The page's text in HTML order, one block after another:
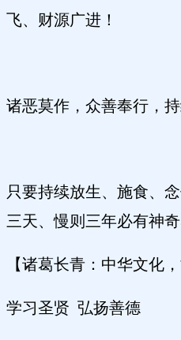
飞、财源广进！
诸恶莫作，众善奉行，
只要持续放生、施食、
三天、慢则三年必有神奇
【诸葛长青：中华文化
学习圣贤 弘扬善德